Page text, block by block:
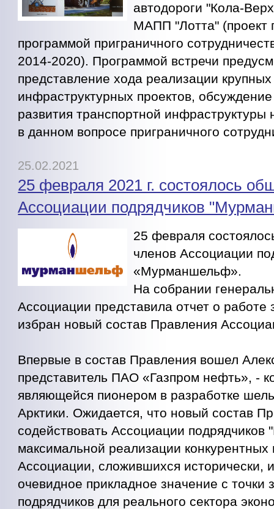
автодороги "Кола-
МАПП "Лотта" (проект
программой приграничного
2014-2020). Программой встречи
представление хода реализации крупных
инфраструктурных проектов,
развития транспортной инфраструктуры
в данном вопросе приграничного
25.02.2021
25 февраля 2021 г. состоялось
Ассоциации подрядчиков
25 февраля
членов Ассоциации
«Мурманшельф».
На собрании
Ассоциации представила отчет о работе
избран новый состав Правления
Впервые в состав Правления вошел
представитель ПАО «Газпром нефть», -
являющейся пионером в разработке
Арктики. Ожидается, что новый состав
содействовать Ассоциации
максимальной реализации
Ассоциации, сложившихся исторически,
очевидное прикладное значение с точки
подрядчиков для реального сектора